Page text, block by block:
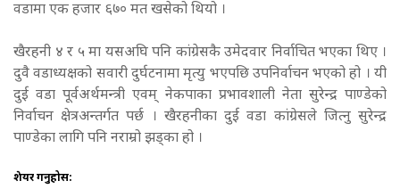
वडामा एक हजार ६७० मत खसेको थियो ।
खैरहनी ४ र ५ मा यसअघि पनि कांग्रेसकै उमेदवार निर्वाचित भएका थिए ।
दुवै वडाध्यक्षको सवारी दुर्घटनामा मृत्यु भएपछि उपनिर्वाचन भएको हो । यी
दुई वडा पूर्वअर्थमन्त्री एवम् नेकपाका प्रभावशाली नेता सुरेन्द्र पाण्डेको
निर्वाचन क्षेत्रअन्तर्गत पर्छ । खैरहनीका दुई वडा कांग्रेसले जित्नु सुरेन्द्र
पाण्डेका लागि पनि नराम्रो झड्का हो ।
शेयर गर्नुहोस: